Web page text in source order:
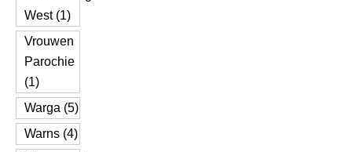
West (1)
Vrouwen
Parochie
(1)
Warga (5)
Warns (4)